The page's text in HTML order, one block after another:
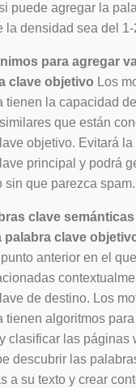
puede agregar la
la densidad sea del 1-
para agregar
clave objetivo Los
tienen la capacidad
que están
objetivo. Evitará
principal y podrá
sin que parezca spam.
clave
palabra clave
anterior en el
de destino. Los
tienen algoritmos
clasificar las páginas
descubrir las
a su texto y crear